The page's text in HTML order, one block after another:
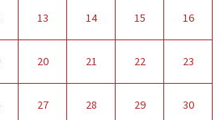
13 14 15 16
20 21 22 23
27 28 29 30